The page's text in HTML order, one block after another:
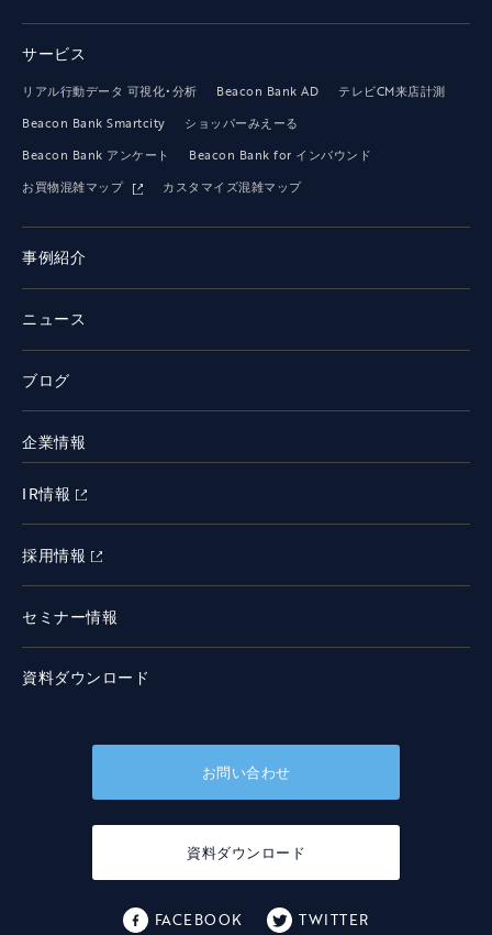
サービス
リアル行動データ 可視化・分析 Beacon Bank AD
テレビCM来店計測
Beacon Bank Smartcity
ショッパーみえーる
Beacon Bank アンケート
Beacon Bank for インバウンド
お買物混雑マップ
カスタマイズ混雑マップ
事例紹介
ニュース
ブログ
企業情報
IR情報
採用情報
セミナー情報
資料ダウンロード
お問い合わせ
資料ダウンロード
FACEBOOK TWITTER